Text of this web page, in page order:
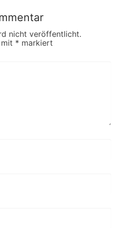
nicht veröffentlicht.
* markiert